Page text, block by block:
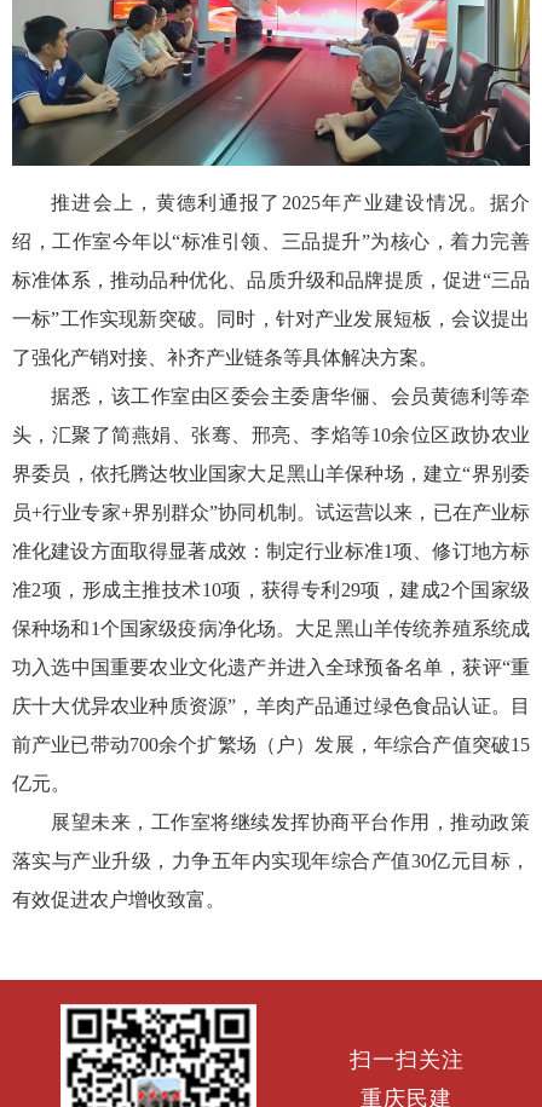
推进会上，黄德利通报了2025年产业建设情况。据介
绍，工作室今年以“标准引领、三品提升”为核心，着力完善
标准体系，推动品种优化、品质升级和品牌提质，促进“三品
一标”工作实现新突破。同时，针对产业发展短板，会议提出
了强化产销对接、补齐产业链条等具体解决方案。
据悉，该工作室由区委会主委唐华俪、会员黄德利等牵
头，汇聚了简燕娟、张骞、邢亮、李焰等10余位区政协农业
界委员，依托腾达牧业国家大足黑山羊保种场，建立“界别委
员+行业专家+界别群众”协同机制。试运营以来，已在产业标
准化建设方面取得显著成效：制定行业标准1项、修订地方标
准2项，形成主推技术10项，获得专利29项，建成2个国家级
保种场和1个国家级疫病净化场。大足黑山羊传统养殖系统成
功入选中国重要农业文化遗产并进入全球预备名单，获评“重
庆十大优异农业种质资源”，羊肉产品通过绿色食品认证。目
前产业已带动700余个扩繁场（户）发展，年综合产值突破15
亿元。
展望未来，工作室将继续发挥协商平台作用，推动政策
落实与产业升级，力争五年内实现年综合产值30亿元目标，
有效促进农户增收致富。
扫一扫关注
重庆民建